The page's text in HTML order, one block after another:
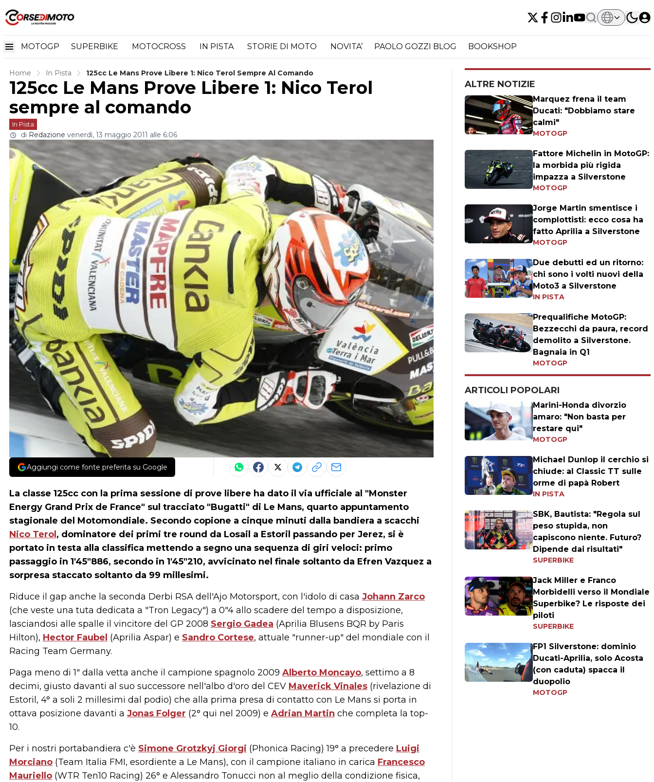
MOTOGP SUPERBIKE MOTOCROSS IN PISTA STORIE DI MOTO NOVITA’ PAOLO GOZZI BLOG BOOKSHOP
Home In Pista 125cc Le Mans Prove Libere 1: Nico Terol Sempre Al Comando
125cc Le Mans Prove Libere 1: Nico Terol
sempre al comando
In Pista
di Redazione venerdì, 13 maggio 2011 alle 6:06
Aggiungi come fonte preferita su Google
La classe 125cc con la prima sessione di prove libere ha dato il via ufficiale al "Monster
Energy Grand Prix de France" sul tracciato "Bugatti" di Le Mans, quarto appuntamento
stagionale del Motomondiale. Secondo copione a cinque minuti dalla bandiera a scacchi
Nico Terol , dominatore dei primi tre round da Losail a Estoril passando per Jerez, si è
portato in testa alla classifica mettendo a segno una sequenza di giri veloci: primo
passaggio in 1'45"886, secondo in 1'45"210, avvicinato nel finale soltanto da Efren Vazquez a
sorpresa staccato soltanto da 99 millesimi.
Riduce il gap anche la seconda Derbi RSA dell'Ajo Motorsport, con l'idolo di casa Johann Zarco
(che veste una tuta dedicata a "Tron Legacy") a 0"4 allo scadere del tempo a disposizione,
lasciandosi alle spalle il vincitore del GP 2008 Sergio Gadea (Aprilia Blusens BQR by Paris
Hilton), Hector Faubel (Aprilia Aspar) e Sandro Cortese, attuale "runner-up" del mondiale con il
Racing Team Germany.
Paga meno di 1" dalla vetta anche il campione spagnolo 2009 Alberto Moncayo, settimo a 8
decimi, giusto davanti al suo successore nell'albo d'oro del CEV Maverick Vinales (rivelazione di
Estoril, 4° a soli 2 millesimi dal podio) che alla prima presa di contatto con Le Mans si porta in
ottava posizione davanti a Jonas Folger (2° qui nel 2009) e Adrian Martin che completa la top-
10.
Per i nostri portabandiera c'è Simone Grotzkyj Giorgi (Phonica Racing) 19° a precedere Luigi
Morciano (Team Italia FMI, esordiente a Le Mans), con il campione italiano in carica Francesco
Mauriello (WTR Ten10 Racing) 26° e Alessandro Tonucci non al meglio della condizione fisica,
ALTRE NOTIZIE
Marquez frena il team
Ducati: "Dobbiamo stare
calmi"
MOTOGP
Fattore Michelin in MotoGP:
la morbida più rigida
impazza a Silverstone
MOTOGP
Jorge Martin smentisce i
complottisti: ecco cosa ha
fatto Aprilia a Silverstone
MOTOGP
Due debutti ed un ritorno:
chi sono i volti nuovi della
Moto3 a Silverstone
IN PISTA
Prequalifiche MotoGP:
Bezzecchi da paura, record
demolito a Silverstone.
Bagnaia in Q1
MOTOGP
ARTICOLI POPOLARI
Marini-Honda divorzio
amaro: "Non basta per
restare qui"
MOTOGP
Michael Dunlop il cerchio si
chiude: al Classic TT sulle
orme di papà Robert
IN PISTA
SBK, Bautista: "Regola sul
peso stupida, non
capiscono niente. Futuro?
Dipende dai risultati"
SUPERBIKE
Jack Miller e Franco
Morbidelli verso il Mondiale
Superbike? Le risposte dei
piloti
SUPERBIKE
FP1 Silverstone: dominio
Ducati-Aprilia, solo Acosta
(con caduta) spacca il
duopolio
MOTOGP